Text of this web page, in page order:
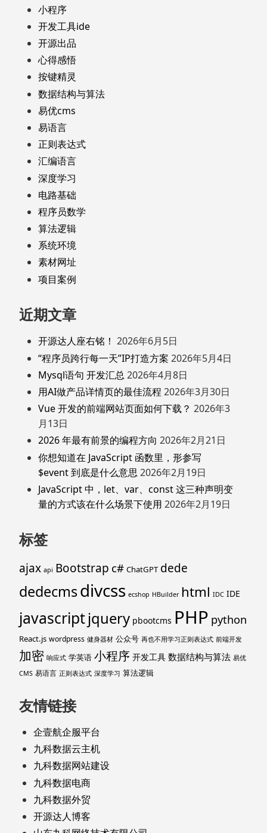
小程序
开发工具ide
开源出品
心得感悟
按键精灵
数据结构与算法
易优cms
易语言
正则表达式
汇编语言
深度学习
电路基础
程序员数学
算法逻辑
系统环境
素材网址
项目案例
近期文章
开源达人座右铭！ 2026年6月5日
“程序员跨行每一天”IP打造方案 2026年5月4日
Mysql语句 开发汇总 2026年4月8日
用AI做产品详情页的最佳流程 2026年3月30日
Vue 开发的前端网站页面如何下载？ 2026年3
月13日
2026 年最有前景的编程方向 2026年2月21日
你想知道在 JavaScript 函数里，形参写
$event 到底是什么意思 2026年2月19日
JavaScript 中，let、var、const 这三种声明变
量的方式该在什么场景下使用 2026年2月19日
标签
ajax api Bootstrap c# ChatGPT dede
dedecmsdivcss ecshop HBuilder html IDC IDE
javascriptjquery pbootcms PHP python
React.js wordpress 健身器材 公众号 再也不用学习正则表达式 前端开发
加密 响应式 学英语 小程序 开发工具 数据结构与算法 易优
CMS 易语言 正则表达式 深度学习 算法逻辑
友情链接
企壹航企服平台
九科数据云主机
九科数据网站建设
九科数据电商
九科数据外贸
开源达人博客